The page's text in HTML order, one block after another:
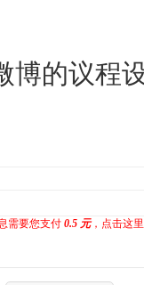
博的议程
需要您支付 0.5 元，点击这